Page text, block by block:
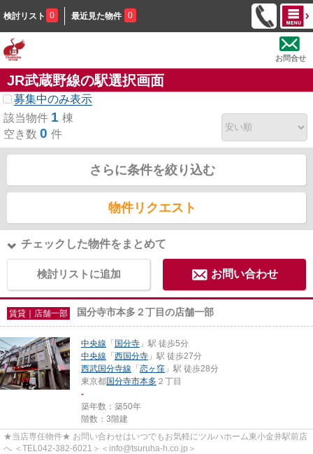
検討リスト 0 最近見た物件 0
お問合せ
JR武蔵野線の駅選択画面
募集中のみ表示
該当物件 1 棟
空き数 0 件
さらに条件を絞り込む
物件リクエスト
チェックした物件をまとめて
検討リストに追加 お問い合わせ
賃貸｜店舗一部 国分寺市本多２丁目の店舗一部
中央線 「 国分寺 」駅 徒歩5分
中央線 「 西国分寺 」駅 徒歩27分
西武国分寺線 「 恋ヶ窪 」駅 徒歩28分
東京都国分寺市本多 ２丁目
-
築年数：築50年
階数：3階建
★当店専任物件★ お問い合わせはいつでもお気軽にツルハホーム東小金井駅前店
へ ＜TEL042-382-6021＞＜info@tsuruha-h.co.jp＞